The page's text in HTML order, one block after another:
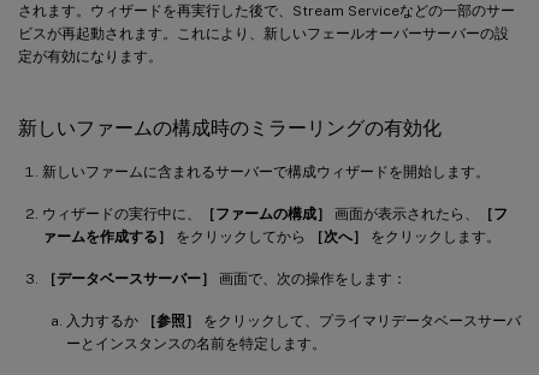
されます。ウィザードを再実行した後で、Stream Serviceなどの一部のサー
ビスが再起動されます。これにより、新しいフェールオーバーサーバーの設
定が有効になります。
新しいファームの構成時のミラーリングの有効化
新しいファームに含まれるサーバーで構成ウィザードを開始します。
ウィザードの実行中に、 ［ファームの構成］ 画面が表示されたら、
［フ
ァームを作成する］
をクリックしてから ［次へ］ をクリックします。
［データベースサーバー］ 画面で、次の操作をします：
入力するか ［参照］
をクリックして、プライマリデータベースサーバ
ーとインスタンスの名前を特定します。